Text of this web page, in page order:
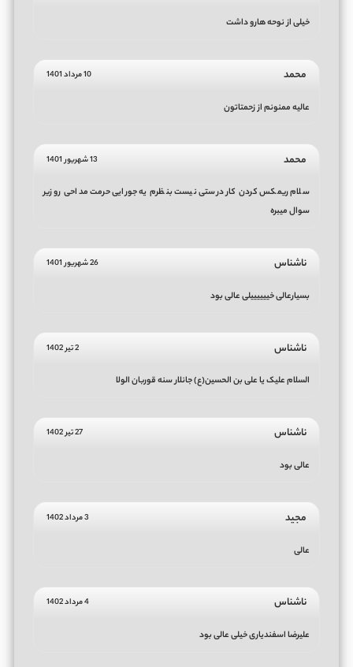
خیلی از نوحه هارو داشت
محمد 10 مرداد 1401
عالیه ممنونم از زحمتاتون
محمد 13 شهریور 1401
سلام ریمکس‌ کردن کار درستی نیست بنظرم یه جورایی حرمت مداحی رو زیر
سوال میبره
ناشناس 26 شهریور 1401
بسیارعالی خییییییلی عالی بود
ناشناس 2 تیر 1402
السلام علیک یا علی بن الحسین(ع) جانلار سنه قوربان الولا
ناشناس 27 تیر 1402
عالی بود
مجید 3 مرداد 1402
عالی
ناشناس 4 مرداد 1402
علیرضا اسفندیاری خیلی عالی بود